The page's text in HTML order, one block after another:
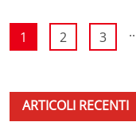
1 2 3
ARTICOLI RECENTI